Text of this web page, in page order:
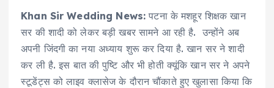
Khan Sir Wedding News: पटना के मशहूर शिक्षक खान
सर की शादी को लेकर बड़ी खबर सामने आ रही है. उन्होंने अब
अपनी जिंदगी का नया अध्याय शुरू कर दिया है. खान सर ने शादी
कर ली है. इस बात की पुष्टि और भी होती क्यूंकि खान सर ने अपने
स्टूडेंट्स को लाइव क्लासेज के दौरान चौंकाते हुए खुलासा किया कि